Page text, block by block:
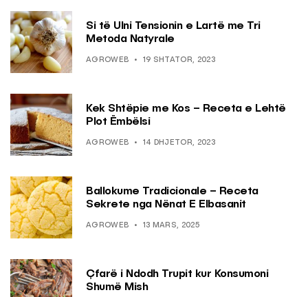
Si të Ulni Tensionin e Lartë me Tri
Metoda Natyrale
AGROWEB 19 SHTATOR, 2023
Kek Shtëpie me Kos – Receta e Lehtë
Plot Ëmbëlsi
AGROWEB 14 DHJETOR, 2023
Ballokume Tradicionale – Receta
Sekrete nga Nënat E Elbasanit
AGROWEB 13 MARS, 2025
Çfarë i Ndodh Trupit kur Konsumoni
Shumë Mish